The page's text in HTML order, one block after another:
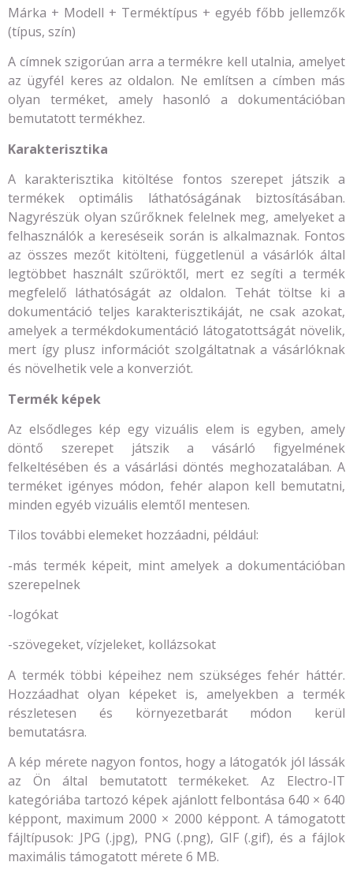
Márka + Modell + Terméktípus + egyéb főbb jellemzők
(típus, szín)
A címnek szigorúan arra a termékre kell utalnia, amelyet
az ügyfél keres az oldalon. Ne említsen a címben más
olyan terméket, amely hasonló a dokumentációban
bemutatott termékhez.
Karakterisztika
A karakterisztika kitöltése fontos szerepet játszik a
termékek optimális láthatóságának biztosításában.
Nagyrészük olyan szűrőknek felelnek meg, amelyeket a
felhasználók a kereséseik során is alkalmaznak. Fontos
az összes mezőt kitölteni, függetlenül a vásárlók által
legtöbbet használt szűröktől, mert ez segíti a termék
megfelelő láthatóságát az oldalon. Tehát töltse ki a
dokumentáció teljes karakterisztikáját, ne csak azokat,
amelyek a termékdokumentáció látogatottságát növelik,
mert így plusz információt szolgáltatnak a vásárlóknak
és növelhetik vele a konverziót.
Termék képek
Az elsődleges kép egy vizuális elem is egyben, amely
döntő szerepet játszik a vásárló figyelmének
felkeltésében és a vásárlási döntés meghozatalában. A
terméket igényes módon, fehér alapon kell bemutatni,
minden egyéb vizuális elemtől mentesen.
Tilos további elemeket hozzáadni, például:
-más termék képeit, mint amelyek a dokumentációban
szerepelnek
-logókat
-szövegeket, vízjeleket, kollázsokat
A termék többi képeihez nem szükséges fehér háttér.
Hozzáadhat olyan képeket is, amelyekben a termék
részletesen és környezetbarát módon kerül
bemutatásra.
A kép mérete nagyon fontos, hogy a látogatók jól lássák
az Ön által bemutatott termékeket. Az Electro-IT
kategóriába tartozó képek ajánlott felbontása 640 × 640
képpont, maximum 2000 × 2000 képpont. A támogatott
fájltípusok: JPG (.jpg), PNG (.png), GIF (.gif), és a fájlok
maximális támogatott mérete 6 MB.